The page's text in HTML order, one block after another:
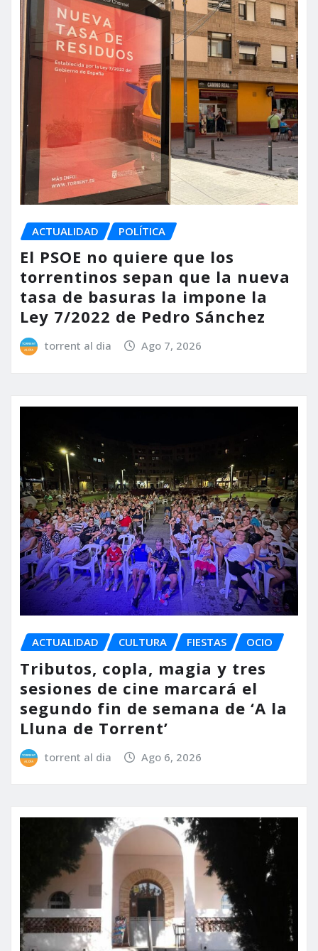
ACTUALIDAD POLÍTICA
El PSOE no quiere que los
torrentinos sepan que la nueva
tasa de basuras la impone la
Ley 7/2022 de Pedro Sánchez
torrent al dia Ago 7, 2026
ACTUALIDAD CULTURA FIESTAS OCIO
Tributos, copla, magia y tres
sesiones de cine marcará el
segundo fin de semana de ‘A la
Lluna de Torrent’
torrent al dia Ago 6, 2026